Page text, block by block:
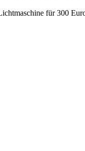
für 300